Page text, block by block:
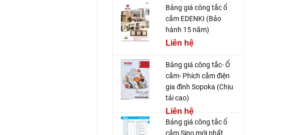
Bảng giá công tắc ổ
cắm EDENKI (Bảo
hành 15 năm)
Liên hệ
Bảng giá công tắc- Ổ
cắm- Phích cắm điện
gia đình Sopoka (Chịu
tải cao)
Liên hệ
Bảng giá công tắc ổ
cắm Sino mới nhất